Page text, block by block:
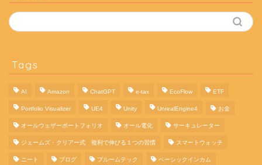
Tags
AI Amazon ChatGPT e-tax EcoFlow ETF
Portfolio Visualizer UE4 Unity UnrealEngine4 お金
オールウェザーポートフォリオ オール電化 サーキュレーター
ジェームズ・クリアー式 複利で伸びる１つの習慣 スマートウォッチ
ニート ブログ プルームテック ベーシックインカム